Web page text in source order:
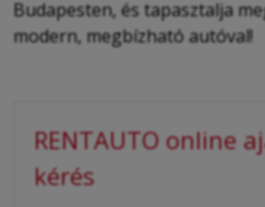
Budapesten, és tapasztalja
modern, megbízható autóval!
RENTAUTO online
kérés